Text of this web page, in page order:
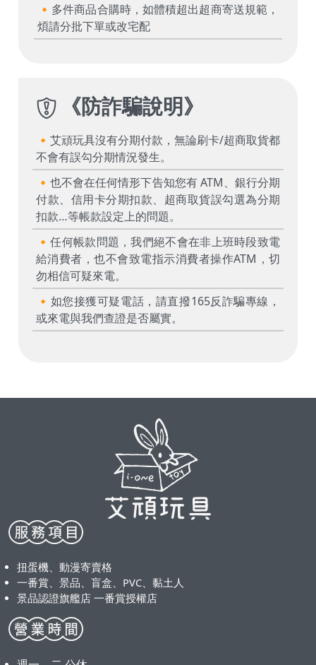
🔸多件商品合購時，如體積超出超商寄送規範，
煩請分批下單或改宅配
《防詐騙說明》
🔸艾頑玩具沒有分期付款，無論刷卡/超商取貨都
不會有誤勾分期情況發生。
🔸也不會在任何情形下告知您有 ATM、銀行分期
付款、信用卡分期扣款、超商取貨誤勾選為分期
扣款…等帳款設定上的問題。
🔸任何帳款問題，我們絕不會在非上班時段致電
給消費者，也不會致電指示消費者操作ATM，切
勿相信可疑來電。
🔸如您接獲可疑電話，請直撥165反詐騙專線，
或來電與我們查證是否屬實。
扭蛋機、動漫寄賣格
一番賞、景品、盲盒、PVC、黏土人
景品認證旗艦店 一番賞授權店